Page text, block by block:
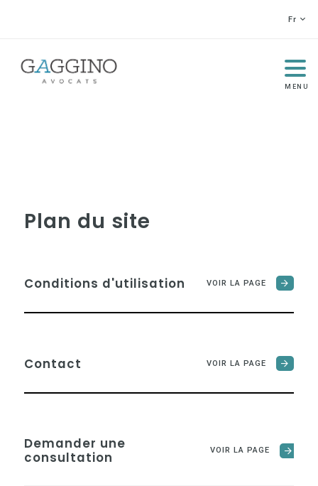
Fr
MENU
Plan du site
Conditions d'utilisation VOIR LA PAGE
Contact VOIR LA PAGE
Demander une
consultation
VOIR LA PAGE